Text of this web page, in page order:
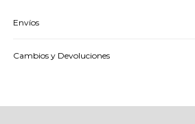
Envíos
Cambios y Devoluciones